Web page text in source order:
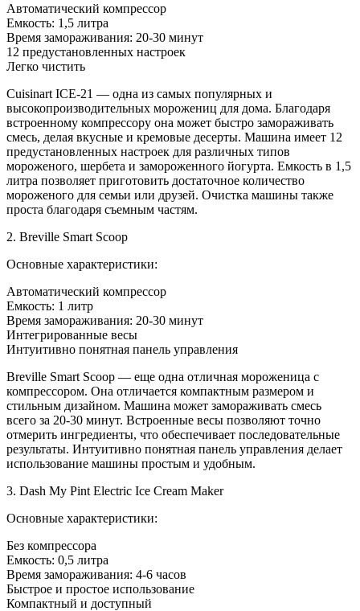
Автоматический компрессор
Емкость: 1,5 литра
Время замораживания: 20-30 минут
12 предустановленных настроек
Легко чистить
Cuisinart ICE-21 — одна из самых популярных и
высокопроизводительных морожениц для дома. Благодаря
встроенному компрессору она может быстро замораживать
смесь, делая вкусные и кремовые десерты. Машина имеет 12
предустановленных настроек для различных типов
мороженого, шербета и замороженного йогурта. Емкость в 1,5
литра позволяет приготовить достаточное количество
мороженого для семьи или друзей. Очистка машины также
проста благодаря съемным частям.
2. Breville Smart Scoop
Основные характеристики:
Автоматический компрессор
Емкость: 1 литр
Время замораживания: 20-30 минут
Интегрированные весы
Интуитивно понятная панель управления
Breville Smart Scoop — еще одна отличная мороженица с
компрессором. Она отличается компактным размером и
стильным дизайном. Машина может замораживать смесь
всего за 20-30 минут. Встроенные весы позволяют точно
отмерить ингредиенты, что обеспечивает последовательные
результаты. Интуитивно понятная панель управления делает
использование машины простым и удобным.
3. Dash My Pint Electric Ice Cream Maker
Основные характеристики:
Без компрессора
Емкость: 0,5 литра
Время замораживания: 4-6 часов
Быстрое и простое использование
Компактный и доступный